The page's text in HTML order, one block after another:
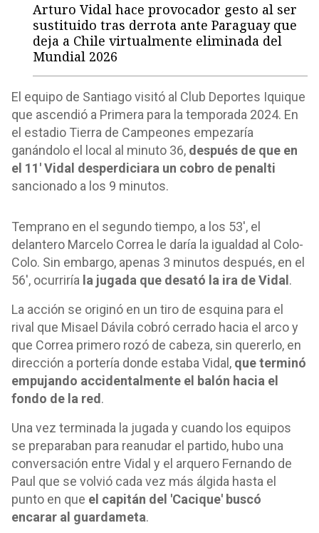
Arturo Vidal hace provocador gesto al ser
sustituido tras derrota ante Paraguay que
deja a Chile virtualmente eliminada del
Mundial 2026
El equipo de Santiago visitó al Club Deportes Iquique
que ascendió a Primera para la temporada 2024. En
el estadio Tierra de Campeones empezaría
ganándolo el local al minuto 36, después de que en
el 11' Vidal desperdiciara un cobro de penalti
sancionado a los 9 minutos.
Temprano en el segundo tiempo, a los 53', el
delantero Marcelo Correa le daría la igualdad al Colo-
Colo. Sin embargo, apenas 3 minutos después, en el
56', ocurriría la jugada que desató la ira de Vidal .
La acción se originó en un tiro de esquina para el
rival que Misael Dávila cobró cerrado hacia el arco y
que Correa primero rozó de cabeza, sin quererlo, en
dirección a portería donde estaba Vidal, que terminó
empujando accidentalmente el balón hacia el
fondo de la red .
Una vez terminada la jugada y cuando los equipos
se preparaban para reanudar el partido, hubo una
conversación entre Vidal y el arquero Fernando de
Paul que se volvió cada vez más álgida hasta el
punto en que el capitán del 'Cacique' buscó
encarar al guardameta.